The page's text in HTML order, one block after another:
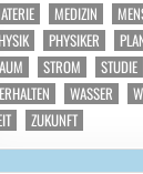
MEDIZIN
PHYSIKER
STROM STUDIE
WASSER
ZUKUNFT